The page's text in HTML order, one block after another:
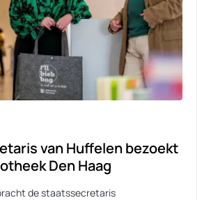
van Huffelen bezoekt
Den Haag
de staatssecretaris